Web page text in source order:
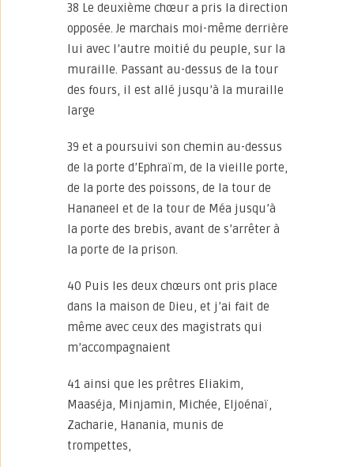
38 Le deuxième chœur a pris la direction
opposée. Je marchais moi-même derrière
lui avec l’autre moitié du peuple, sur la
muraille. Passant au-dessus de la tour
des fours, il est allé jusqu’à la muraille
large
39 et a poursuivi son chemin au-dessus
de la porte d’Ephraïm, de la vieille porte,
de la porte des poissons, de la tour de
Hananeel et de la tour de Méa jusqu’à
la porte des brebis, avant de s’arrêter à
la porte de la prison.
40 Puis les deux chœurs ont pris place
dans la maison de Dieu, et j’ai fait de
même avec ceux des magistrats qui
m’accompagnaient
41 ainsi que les prêtres Eliakim,
Maaséja, Minjamin, Michée, Eljoénaï,
Zacharie, Hanania, munis de
trompettes,